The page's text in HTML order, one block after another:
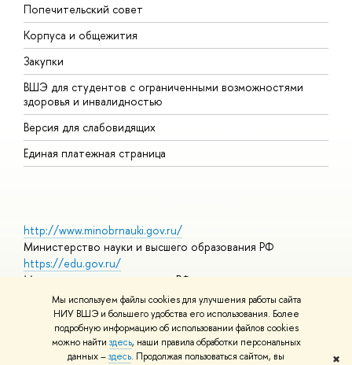
Мы используем файлы cookies для улучшения работы сайта
НИУ ВШЭ и большего удобства его использования. Более
подробную информацию об использовании файлов cookies
можно найти здесь, наши правила обработки персональных
данных –здесь. Продолжая пользоваться сайтом, вы
✖
Попечительский совет
Корпуса и общежития
Закупки
ВШЭ для студентов с ограниченными возможностями
здоровья и инвалидностью
Версия для слабовидящих
Единая платежная страница
http://www.minobrnauki.gov.ru/
Министерство науки и высшего образования РФ
https://edu.gov.ru/
Министерство просвещения РФ
https://elearning.hse.ru/mooc
Массовые открытые онлайн-курсы
© НИУ ВШЭ 1993–2026 Адреса и контактыУсловия